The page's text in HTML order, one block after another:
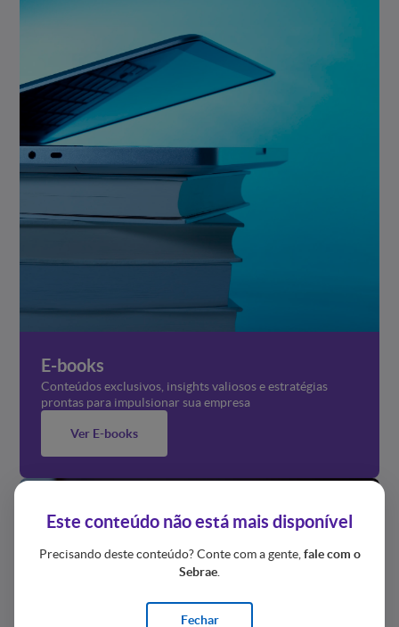
E-books
Conteúdos exclusivos, insights valiosos e estratégias
prontas para impulsionar sua empresa
Ver E-books
Este conteúdo não está mais disponível
Precisando deste conteúdo? Conte com a gente, fale com o
Sebrae
Fechar